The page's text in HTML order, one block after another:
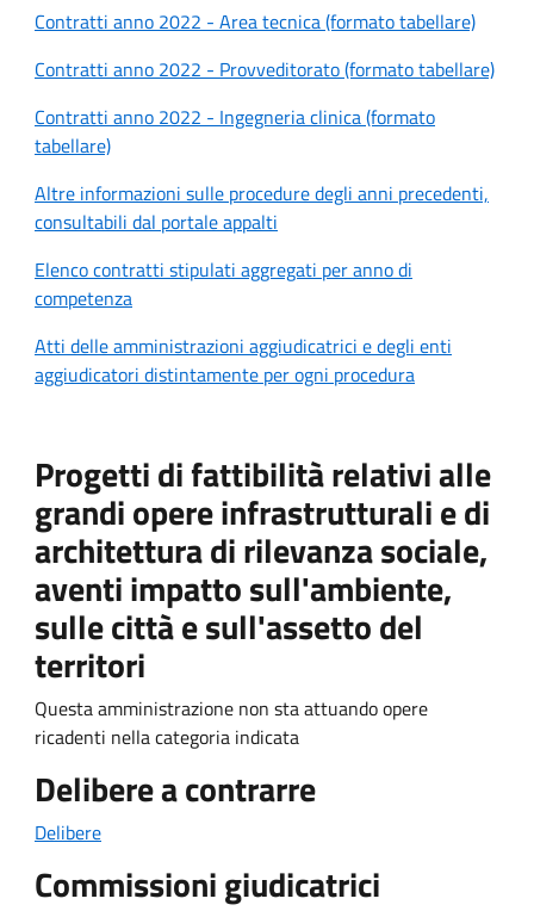
Contratti anno 2022 - Area tecnica (formato tabellare)
Contratti anno 2022 - Provveditorato (formato tabellare)
Contratti anno 2022 - Ingegneria clinica (formato
tabellare)
Altre informazioni sulle procedure degli anni precedenti,
consultabili dal portale appalti
Elenco contratti stipulati aggregati per anno di
competenza
Atti delle amministrazioni aggiudicatrici e degli enti
aggiudicatori distintamente per ogni procedura
Progetti di fattibilità relativi alle
grandi opere infrastrutturali e di
architettura di rilevanza sociale,
aventi impatto sull'ambiente,
sulle città e sull'assetto del
territori
Questa amministrazione non sta attuando opere
ricadenti nella categoria indicata
Delibere a contrarre
Delibere
Commissioni giudicatrici